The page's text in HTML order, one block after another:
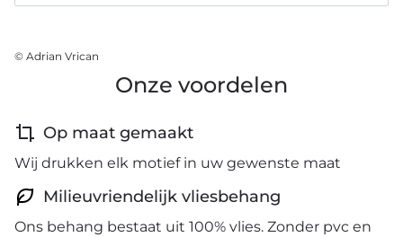
© Adrian Vrican
Onze voordelen
Op maat gemaakt
Wij drukken elk motief in uw gewenste maat
Milieuvriendelijk vliesbehang
Ons behang bestaat uit 100% vlies. Zonder pvc en